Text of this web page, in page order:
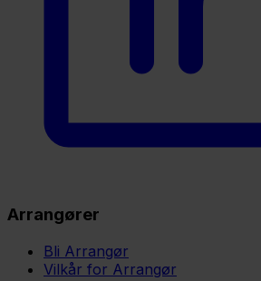
Arrangører
Bli Arrangør
Vilkår for Arrangør